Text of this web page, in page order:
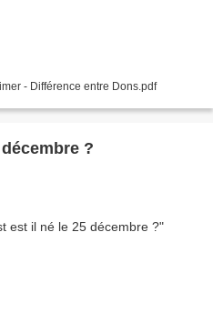
- Différence entre Dons.pdf
?